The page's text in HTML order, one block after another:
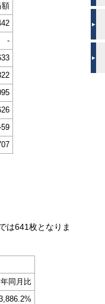
額
-
59
は641枚となりま
同月比